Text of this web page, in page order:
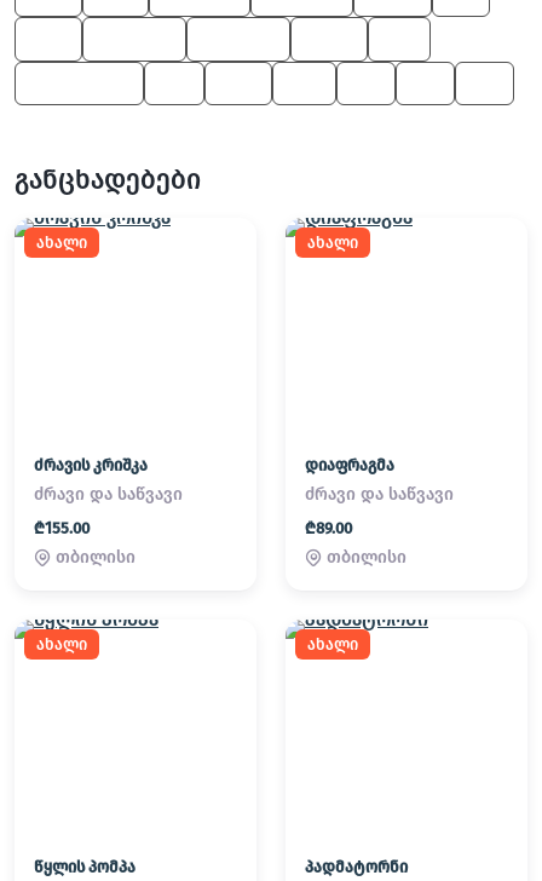
განცხადებები
ახალი
ძრავის კრიშკა
ძრავი და საწვავი
₾155.00
თბილისი
ახალი
დიაფრაგმა
ძრავი და საწვავი
₾89.00
თბილისი
ახალი
წყლის პომპა
ახალი
პადმატორნი